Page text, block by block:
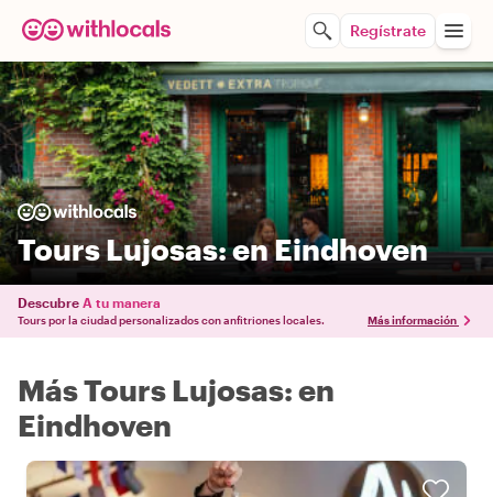
Regístrate
Tours Lujosas: en Eindhoven
Descubre A tu manera
Tours por la ciudad personalizados con anfitriones locales. Más información
Más Tours Lujosas: en
Eindhoven